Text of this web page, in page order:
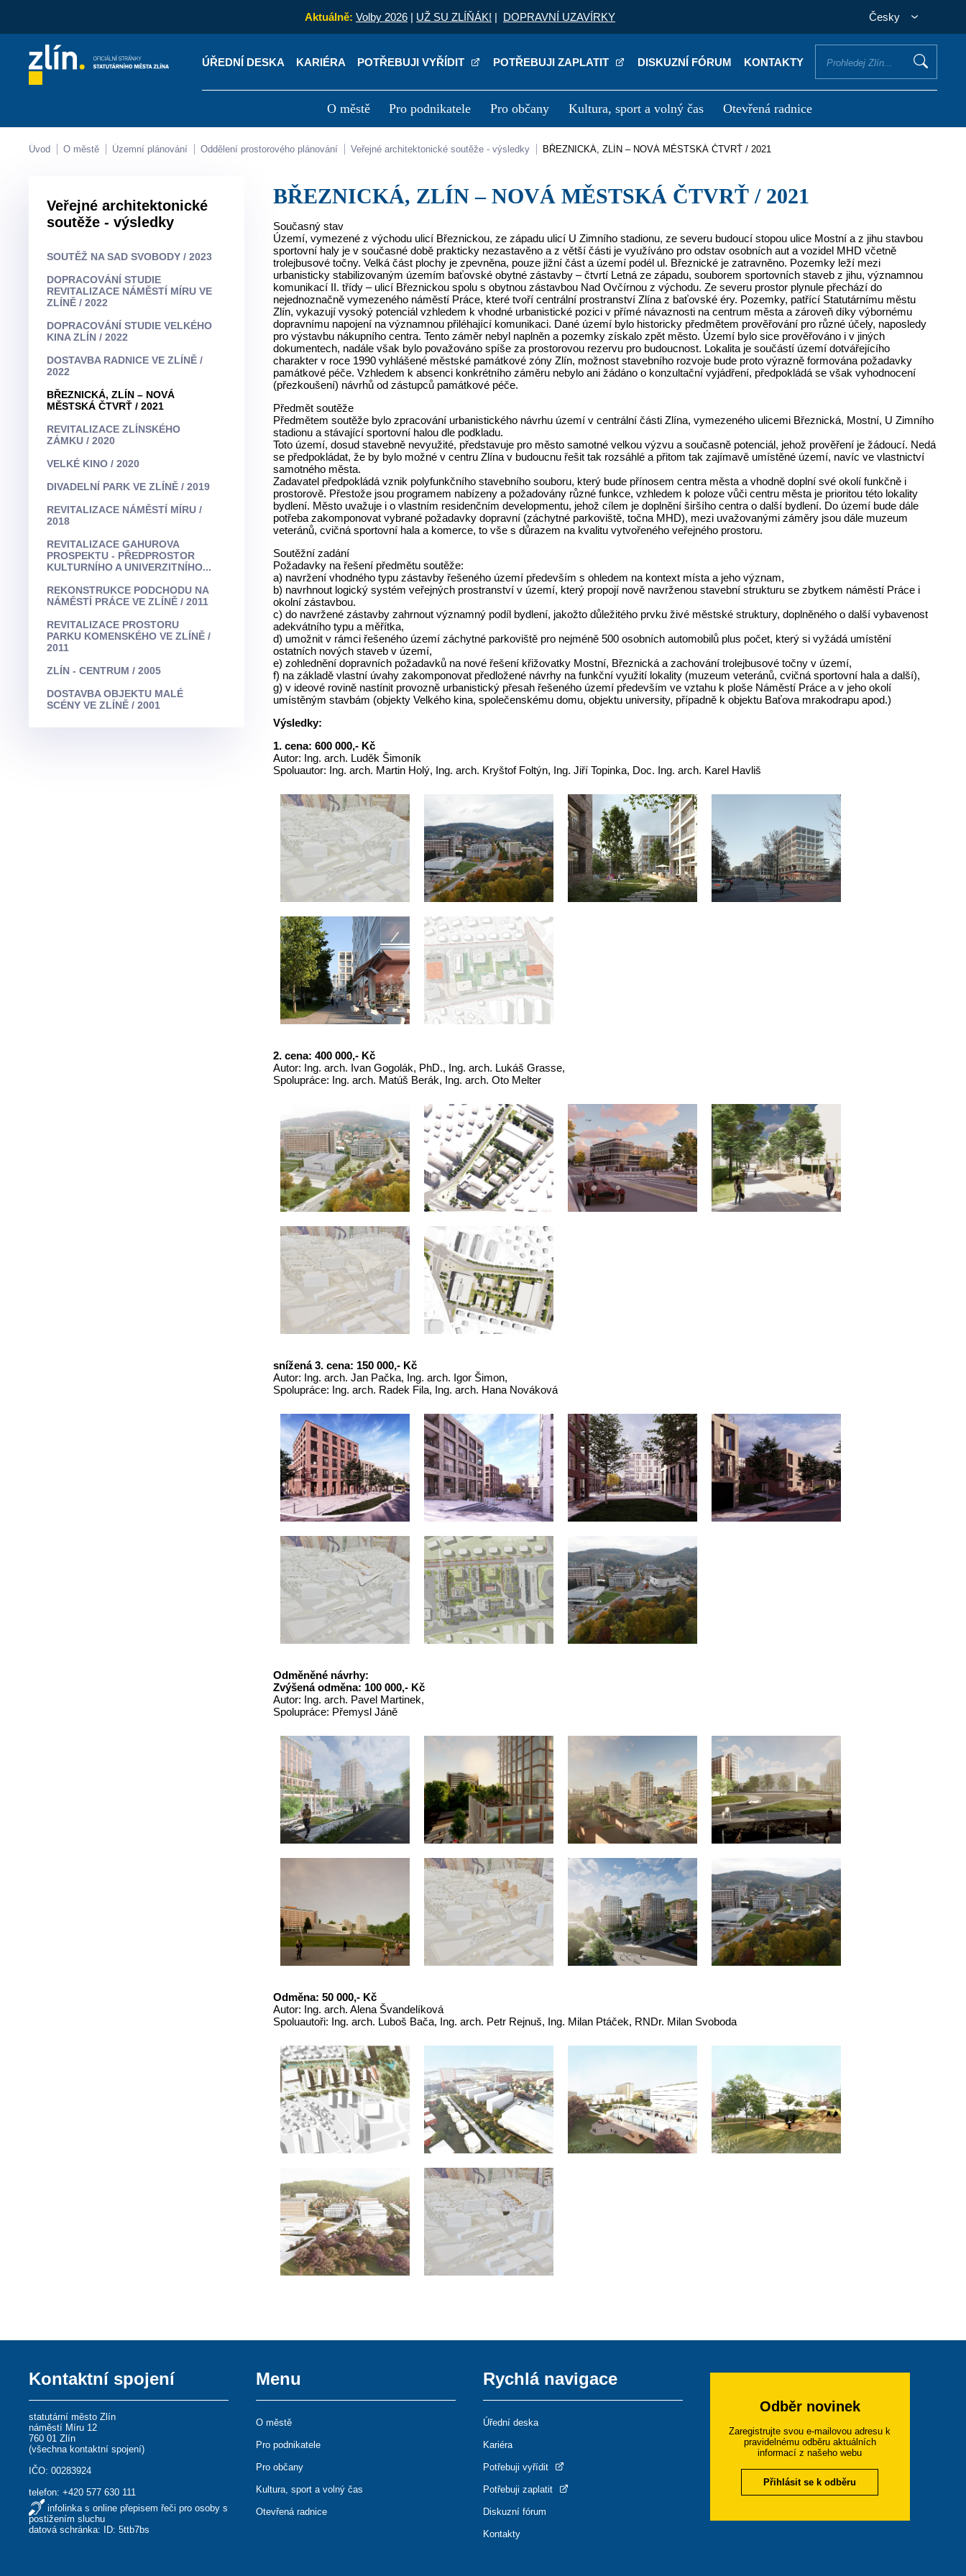
Aktuálně: Volby 2026 | UŽ SU ZLÍŇÁK! | DOPRAVNÍ UZAVÍRKY Česky
ÚŘEDNÍ DESKA KARIÉRA POTŘEBUJI VYŘÍDIT POTŘEBUJI ZAPLATIT DISKUZNÍ FÓRUM KONTAKTY
O městě Pro podnikatele Pro občany Kultura, sport a volný čas Otevřená radnice
Kontakty Úřední deska Kariéra Potřebuji vyřídit
Úvod O městě Územní plánování Oddělení prostorového plánování Veřejné architektonické soutěže - výsledky BŘEZNICKÁ, ZLÍN – NOVÁ MĚSTSKÁ ČTVRŤ / 2021
Veřejné architektonické
soutěže - výsledky
SOUTĚŽ NA SAD SVOBODY / 2023
DOPRACOVÁNÍ STUDIE
REVITALIZACE NÁMĚSTÍ MÍRU VE
ZLÍNĚ / 2022
DOPRACOVÁNÍ STUDIE VELKÉHO
KINA ZLÍN / 2022
DOSTAVBA RADNICE VE ZLÍNĚ /
2022
BŘEZNICKÁ, ZLÍN – NOVÁ
MĚSTSKÁ ČTVRŤ / 2021
REVITALIZACE ZLÍNSKÉHO
ZÁMKU / 2020
VELKÉ KINO / 2020
DIVADELNÍ PARK VE ZLÍNĚ / 2019
REVITALIZACE NÁMĚSTÍ MÍRU /
2018
REVITALIZACE GAHUROVA
PROSPEKTU - PŘEDPROSTOR
KULTURNÍHO A UNIVERZITNÍHO...
REKONSTRUKCE PODCHODU NA
NÁMĚSTÍ PRÁCE VE ZLÍNĚ / 2011
REVITALIZACE PROSTORU
PARKU KOMENSKÉHO VE ZLÍNĚ /
2011
ZLÍN - CENTRUM / 2005
DOSTAVBA OBJEKTU MALÉ
SCÉNY VE ZLÍNĚ / 2001
BŘEZNICKÁ, ZLÍN – NOVÁ MĚSTSKÁ ČTVRŤ / 2021
Současný stav
Území, vymezené z východu ulicí Březnickou, ze západu ulicí U Zimního stadionu, ze severu budoucí stopou ulice Mostní a z jihu stavbou
sportovní haly je v současné době prakticky nezastavěno a z větší části je využíváno pro odstav osobních aut a vozidel MHD včetně
trolejbusové točny. Velká část plochy je zpevněna, pouze jižní část a území podél ul. Březnické je zatravněno. Pozemky leží mezi
urbanisticky stabilizovaným územím baťovské obytné zástavby – čtvrtí Letná ze západu, souborem sportovních staveb z jihu, významnou
komunikací II. třídy – ulicí Březnickou spolu s obytnou zástavbou Nad Ovčírnou z východu. Ze severu prostor plynule přechází do
nejednoznačně vymezeného náměstí Práce, které tvoří centrální prostranství Zlína z baťovské éry. Pozemky, patřící Statutárnímu městu
Zlín, vykazují vysoký potenciál vzhledem k vhodné urbanistické pozici v přímé návaznosti na centrum města a zároveň díky výbornému
dopravnímu napojení na významnou přiléhající komunikaci. Dané území bylo historicky předmětem prověřování pro různé účely, naposledy
pro výstavbu nákupního centra. Tento záměr nebyl naplněn a pozemky získalo zpět město. Území bylo sice prověřováno i v jiných
dokumentech, nadále však bylo považováno spíše za prostorovou rezervu pro budoucnost. Lokalita je součástí území dotvářejícího
charakter v roce 1990 vyhlášené městské památkové zóny Zlín, možnost stavebního rozvoje bude proto výrazně formována požadavky
památkové péče. Vzhledem k absenci konkrétního záměru nebylo ani žádáno o konzultační vyjádření, předpokládá se však vyhodnocení
(přezkoušení) návrhů od zástupců památkové péče.
Předmět soutěže
Předmětem soutěže bylo zpracování urbanistického návrhu území v centrální části Zlína, vymezeného ulicemi Březnická, Mostní, U Zimního
stadionu a stávající sportovní halou dle podkladu.
Toto území, dosud stavebně nevyužité, představuje pro město samotné velkou výzvu a současně potenciál, jehož prověření je žádoucí. Nedá
se předpokládat, že by bylo možné v centru Zlína v budoucnu řešit tak rozsáhlé a přitom tak zajímavě umístěné území, navíc ve vlastnictví
samotného města.
Zadavatel předpokládá vznik polyfunkčního stavebního souboru, který bude přínosem centra města a vhodně doplní své okolí funkčně i
prostorově. Přestože jsou programem nabízeny a požadovány různé funkce, vzhledem k poloze vůči centru města je prioritou této lokality
bydlení. Město uvažuje i o vlastním residenčním developmentu, jehož cílem je doplnění širšího centra o další bydlení. Do území bude dále
potřeba zakomponovat vybrané požadavky dopravní (záchytné parkoviště, točna MHD), mezi uvažovanými záměry jsou dále muzeum
veteránů, cvičná sportovní hala a komerce, to vše s důrazem na kvalitu vytvořeného veřejného prostoru.
Soutěžní zadání
Požadavky na řešení předmětu soutěže:
a) navržení vhodného typu zástavby řešeného území především s ohledem na kontext místa a jeho význam,
b) navrhnout logický systém veřejných prostranství v území, který propojí nově navrženou stavební strukturu se zbytkem náměstí Práce i
okolní zástavbou.
c) do navržené zástavby zahrnout významný podíl bydlení, jakožto důležitého prvku živé městské struktury, doplněného o další vybavenost
adekvátního typu a měřítka,
d) umožnit v rámci řešeného území záchytné parkoviště pro nejméně 500 osobních automobilů plus počet, který si vyžádá umístění
ostatních nových staveb v území,
e) zohlednění dopravních požadavků na nové řešení křižovatky Mostní, Březnická a zachování trolejbusové točny v území,
f) na základě vlastní úvahy zakomponovat předložené návrhy na funkční využití lokality (muzeum veteránů, cvičná sportovní hala a další),
g) v ideové rovině nastínit provozně urbanistický přesah řešeného území především ve vztahu k ploše Náměstí Práce a v jeho okolí
umístěným stavbám (objekty Velkého kina, společenskému domu, objektu university, případně k objektu Baťova mrakodrapu apod.)
Výsledky:
1. cena: 600 000,- Kč
Autor: Ing. arch. Luděk Šimoník
Spoluautor: Ing. arch. Martin Holý, Ing. arch. Kryštof Foltýn, Ing. Jiří Topinka, Doc. Ing. arch. Karel Havliš
2. cena: 400 000,- Kč
Autor: Ing. arch. Ivan Gogolák, PhD., Ing. arch. Lukáš Grasse,
Spolupráce: Ing. arch. Matúš Berák, Ing. arch. Oto Melter
snížená 3. cena: 150 000,- Kč
Autor: Ing. arch. Jan Pačka, Ing. arch. Igor Šimon,
Spolupráce: Ing. arch. Radek Fila, Ing. arch. Hana Nováková
Odměněné návrhy:
Zvýšená odměna: 100 000,- Kč
Autor: Ing. arch. Pavel Martinek,
Spolupráce: Přemysl Jáně
Odměna: 50 000,- Kč
Autor: Ing. arch. Alena Švandelíková
Spoluautoři: Ing. arch. Luboš Bača, Ing. arch. Petr Rejnuš, Ing. Milan Ptáček, RNDr. Milan Svoboda
Kontaktní spojení
statutární město Zlín
náměstí Míru 12
760 01 Zlín
(všechna kontaktní spojení)
IČO: 00283924
telefon:+420 577 630 111
infolinka s online přepisem řeči pro osoby s
postižením sluchu
datová schránka: ID: 5ttb7bs
Menu
O městě
Pro podnikatele
Pro občany
Kultura, sport a volný čas
Otevřená radnice
Rychlá navigace
Úřední deska
Kariéra
Potřebuji vyřídit
Potřebuji zaplatit
Diskuzní fórum
Kontakty
Odběr novinek
Zaregistrujte svou e-mailovou adresu k
pravidelnému odběru aktuálních
informací z našeho webu
Přihlásit se k odběru